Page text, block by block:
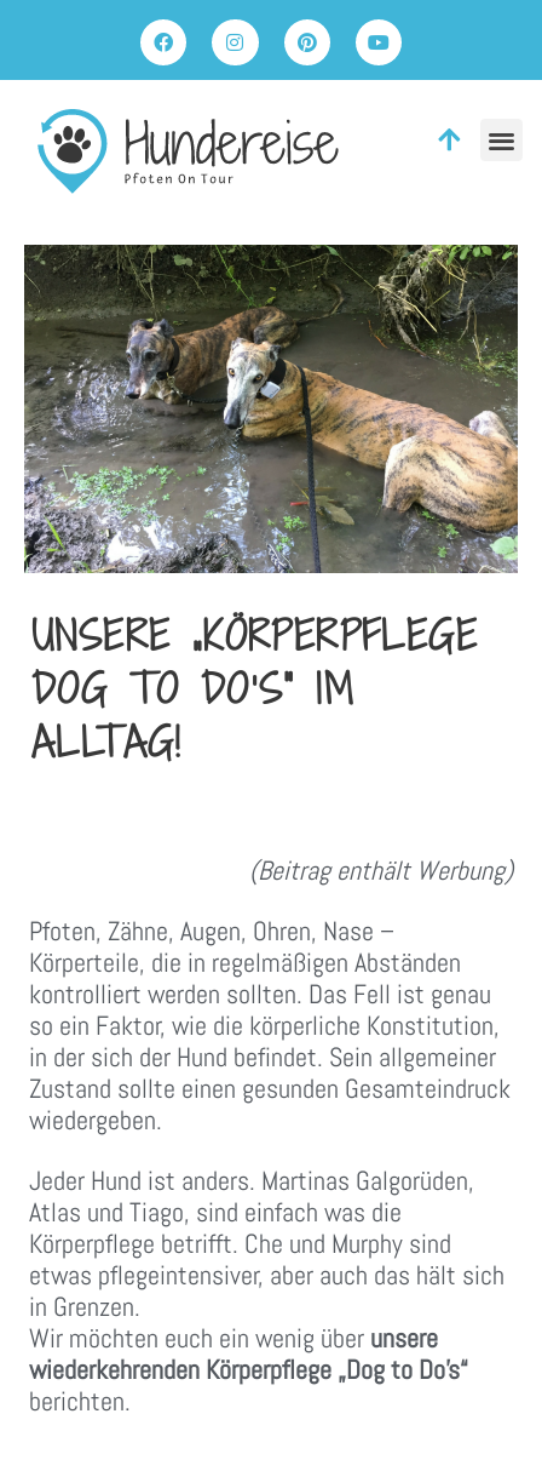
UNSERE „KÖRPERPFLEGE
DOG TO DO’S“ IM
ALLTAG!
(Beitrag enthält Werbung)
Pfoten, Zähne, Augen, Ohren, Nase –
Körperteile, die in regelmäßigen Abständen
kontrolliert werden sollten. Das Fell ist genau
so ein Faktor, wie die körperliche Konstitution,
in der sich der Hund befindet. Sein allgemeiner
Zustand sollte einen gesunden Gesamteindruck
wiedergeben.
Jeder Hund ist anders. Martinas Galgorüden,
Atlas und Tiago, sind einfach was die
Körperpflege betrifft. Che und Murphy sind
etwas pflegeintensiver, aber auch das hält sich
in Grenzen.
Wir möchten euch ein wenig über unsere
wiederkehrenden Körperpflege „Dog to Do’s“
berichten.